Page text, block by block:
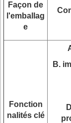
Façon de
l'emballag
e
Fonction
nalités clé
B.